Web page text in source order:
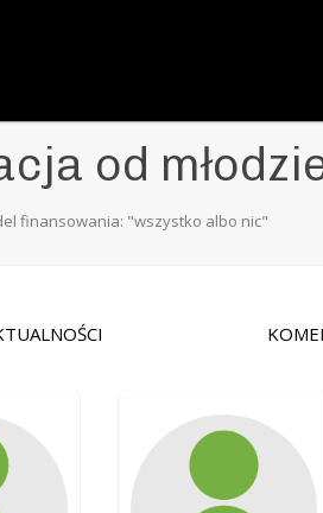
od
finansowania: "wszystko albo nic"